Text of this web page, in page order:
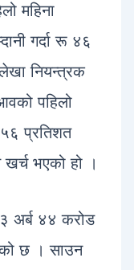
ar
e
महिना
गर्दा रू ४६
नियन्त्रक
पहिलो
५६ प्रतिशत
भएको हो ।
अर्ब ४४ करोड
छ । साउन